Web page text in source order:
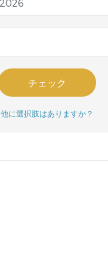
チェック
他に選択肢はありますか？